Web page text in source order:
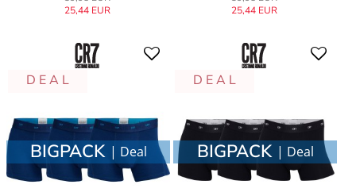
25,44 EUR
25,44 EUR
D E A L
BIGPACK | Deal
D E A L
BIGPACK | Deal